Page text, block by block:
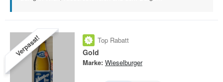
Verpasst! Top Rabatt
Gold
Marke: Wieselburger